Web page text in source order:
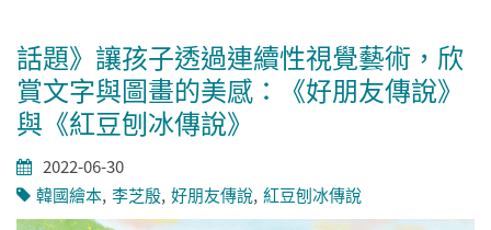
話題》讓孩子透過連續性視覺藝術，欣
賞文字與圖畫的美感：《好朋友傳說》
與《紅豆刨冰傳說》
2022-06-30
韓國繪本 李芝殷 好朋友傳說 紅豆刨冰傳說